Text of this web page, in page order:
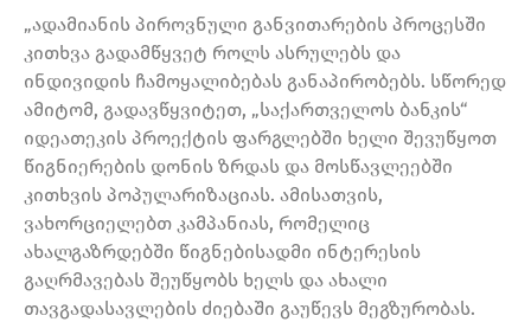
„ადამიანის პიროვნული განვითარების პროცესში
კითხვა გადამწყვეტ როლს ასრულებს და
ინდივიდის ჩამოყალიბებას განაპირობებს. სწორედ
ამიტომ, გადავწყვიტეთ, „საქართველოს ბანკის“
იდეათეკის პროექტის ფარგლებში ხელი შევუწყოთ
წიგნიერების დონის ზრდას და მოსწავლეებში
კითხვის პოპულარიზაციას. ამისათვის,
ვახორციელებთ კამპანიას, რომელიც
ახალგაზრდებში წიგნებისადმი ინტერესის
გაღრმავებას შეუწყობს ხელს და ახალი
თავგადასავლების ძიებაში გაუწევს მეგზურობას.